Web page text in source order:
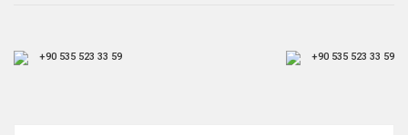
+90 535 523 33 59 +90 535 523 33 59